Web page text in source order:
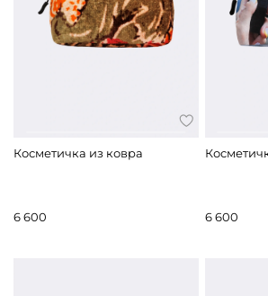
Косметичка из ковра
6 600 6 600